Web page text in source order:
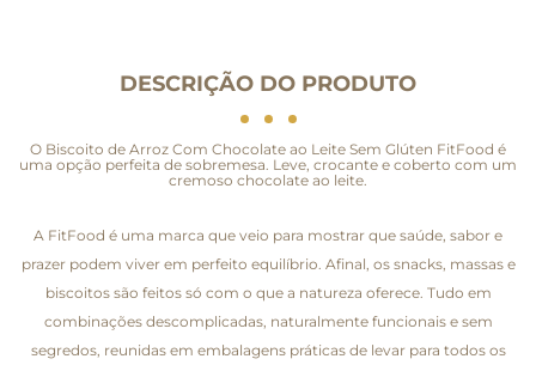
DESCRIÇÃO DO PRODUTO
O Biscoito de Arroz Com Chocolate ao Leite Sem Glúten FitFood é
uma opção perfeita de sobremesa. Leve, crocante e coberto com um
cremoso chocolate ao leite.
A FitFood é uma marca que veio para mostrar que saúde, sabor e
prazer podem viver em perfeito equilíbrio. Afinal, os snacks, massas e
biscoitos são feitos só com o que a natureza oferece. Tudo em
combinações descomplicadas, naturalmente funcionais e sem
segredos, reunidas em embalagens práticas de levar para todos os